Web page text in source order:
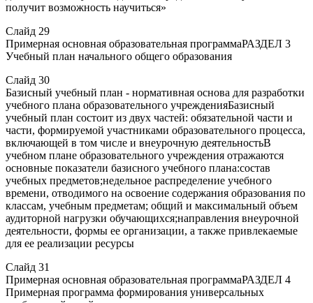
получит возможность научиться»
Слайд 29
Примерная основная образовательная программаРАЗДЕЛ 3
Учебный план начального общего образования
Слайд 30
Базисный учебный план - нормативная основа для разработки
учебного плана образовательного учрежденияБазисный
учебный план состоит из двух частей: обязательной части и
части, формируемой участниками образовательного процесса,
включающей в том числе и внеурочную деятельностьВ
учебном плане образовательного учреждения отражаются
основные показатели базисного учебного плана:состав
учебных предметов;недельное распределение учебного
времени, отводимого на освоение содержания образования по
классам, учебным предметам; общий и максимальный объем
аудиторной нагрузки обучающихся;направления внеурочной
деятельности, формы ее организации, а также привлекаемые
для ее реализации ресурсы
Слайд 31
Примерная основная образовательная программаРАЗДЕЛ 4
Примерная программа формирования универсальных